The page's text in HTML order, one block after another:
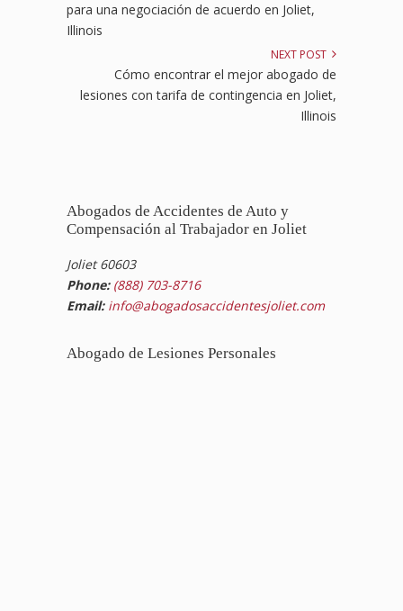
para una negociación de acuerdo en Joliet,
Illinois
NEXT POST
Cómo encontrar el mejor abogado de
lesiones con tarifa de contingencia en Joliet,
Illinois
Abogados de Accidentes de Auto y
Compensación al Trabajador en Joliet
Joliet 60603
Phone: (888) 703-8716
Email: info@abogadosaccidentesjoliet.com
Abogado de Lesiones Personales